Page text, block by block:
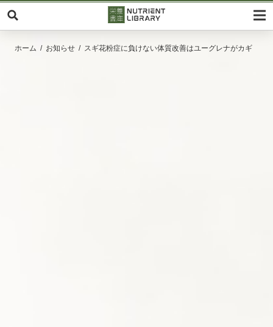
ホーム お知らせ スギ花粉症に負けない体質改善はユーグレナがカギ